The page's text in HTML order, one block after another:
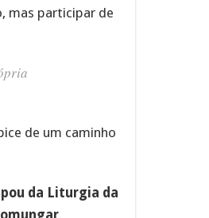
mas participar de
de um caminho
da Liturgia da